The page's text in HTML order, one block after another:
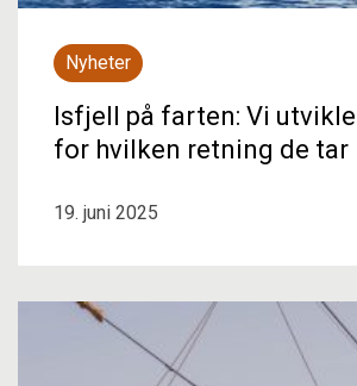
Nyheter
Isfjell på farten: Vi
for hvilken retning de tar
19. juni 2025